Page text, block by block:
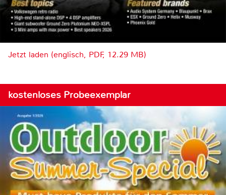
Jetzt laden (englisch, PDF, 12.29 MB)
kostenloses Probeexemplar